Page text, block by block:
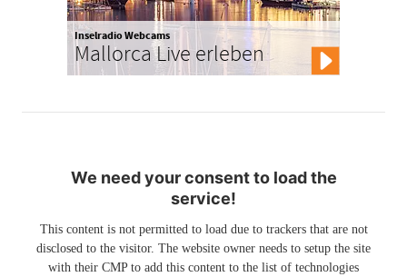
Inselradio Webcams
Mallorca Live erleben
We need your consent to load the
service!
This content is not permitted to load due to trackers that are not
disclosed to the visitor. The website owner needs to setup the site
with their CMP to add this content to the list of technologies